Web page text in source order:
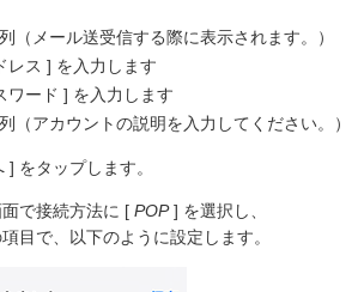
（メール送受信する際に表示されます。）
レス ] を入力します
ワード ] を入力します
（アカウントの説明を入力してください。）
をタップします。
で接続方法に [ POP] を選択し、
目で、以下のように設定します。